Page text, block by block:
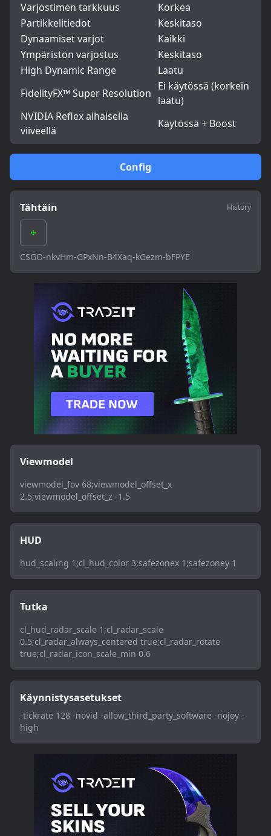
Config
Tähtäin History
CSGO-nkvHm-GPxNn-B4Xaq-kGezm-bFPYE
Viewmodel
viewmodel_fov 68;viewmodel_offset_x
2.5;viewmodel_offset_z -1.5
HUD
hud_scaling 1;cl_hud_color 3;safezonex 1;safezoney 1
Tutka
cl_hud_radar_scale 1;cl_radar_scale
0.5;cl_radar_always_centered true;cl_radar_rotate
true;cl_radar_icon_scale_min 0.6
Käynnistysasetukset
-tickrate 128 -novid -allow_third_party_software -nojoy -
high
Varjostimen tarkkuus
Korkea
Partikkelitiedot
Keskitaso
Dynaamiset varjot
Kaikki
Ympäristön varjostus
Keskitaso
High Dynamic Range
Laatu
FidelityFX™ Super Resolution
Ei käytössä (korkein
laatu)
NVIDIA Reflex alhaisella
viiveellä
Käytössä + Boost